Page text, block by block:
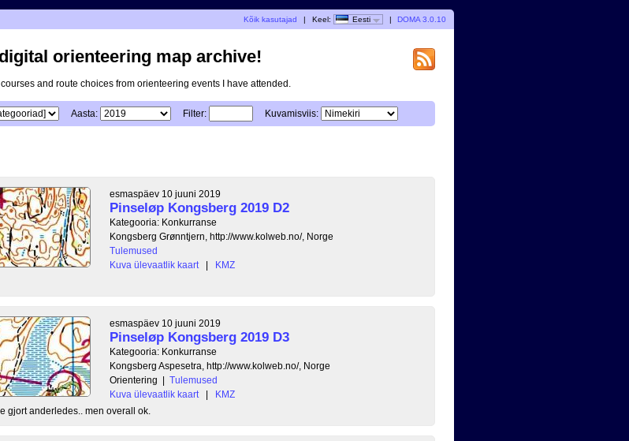
Kõik kasutajad | Keel: Eesti | DOMA 3.0.10
orienteering map archive!
and route choices from orienteering events I have attended.
Aasta: Filter: Kuvamisviis:
esmaspäev 10 juuni 2019
Pinseløp Kongsberg 2019 D2
Kategooria: Konkurranse
Kongsberg Grønntjern, http://www.kolweb.no/, Norge
Tulemused
Kuva ülevaatlik kaart
|
KMZ
esmaspäev 10 juuni 2019
Pinseløp Kongsberg 2019 D3
Kategooria: Konkurranse
Kongsberg Aspesetra, http://www.kolweb.no/, Norge
Orientering | Tulemused
Kuva ülevaatlik kaart
|
KMZ
gjort anderledes.. men overall ok.